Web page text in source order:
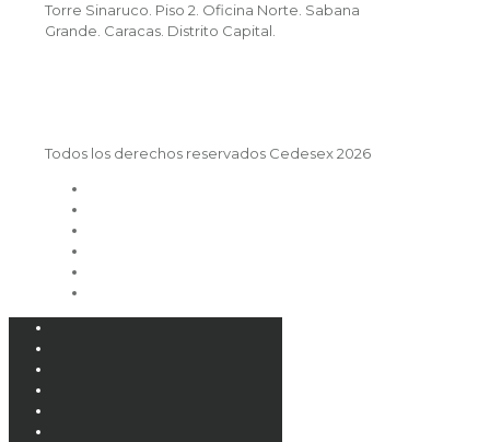
Torre Sinaruco. Piso 2. Oficina Norte. Sabana
Grande. Caracas. Distrito Capital.
Todos los derechos reservados Cedesex 2026